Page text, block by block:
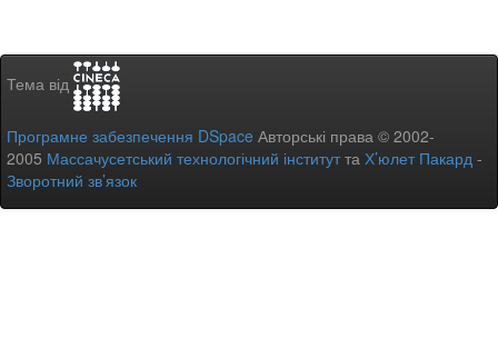
Тема від
Програмне забезпечення DSpace Авторські права © 2002-
2005 Массачусетський технологічний інститутта Х’юлет Пакард -
Зворотний зв’язок